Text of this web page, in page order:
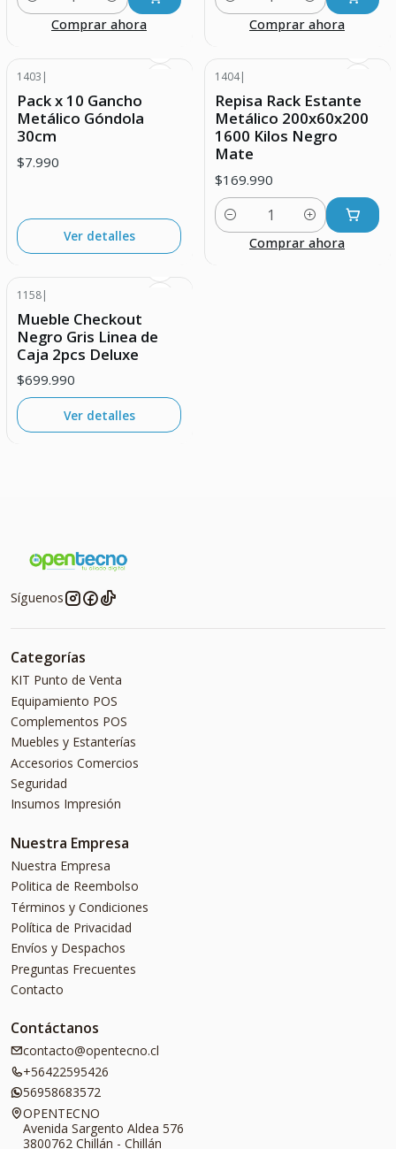
Cantidad
Comprar ahora
Cantidad
Comprar ahora
1403 |
Pack x 10 Gancho
Metálico Góndola
30cm
$7.990
Ver detalles
1404|
Repisa Rack Estante
Metálico 200x60x200
1600 Kilos Negro
Mate
$169.990
Cantidad
Comprar ahora
1158|
Mueble Checkout
Negro Gris Linea de
Caja 2pcs Deluxe
$699.990
Ver detalles
Síguenos
Categorías
KIT Punto de Venta
Equipamiento POS
Complementos POS
Muebles y Estanterías
Accesorios Comercios
Seguridad
Insumos Impresión
Nuestra Empresa
Nuestra Empresa
Politica de Reembolso
Términos y Condiciones
Política de Privacidad
Envíos y Despachos
Preguntas Frecuentes
Contacto
Contáctanos
contacto@opentecno.cl
+56422595426
56958683572
OPENTECNO
Avenida Sargento Aldea 576
3800762 Chillán - Chillán